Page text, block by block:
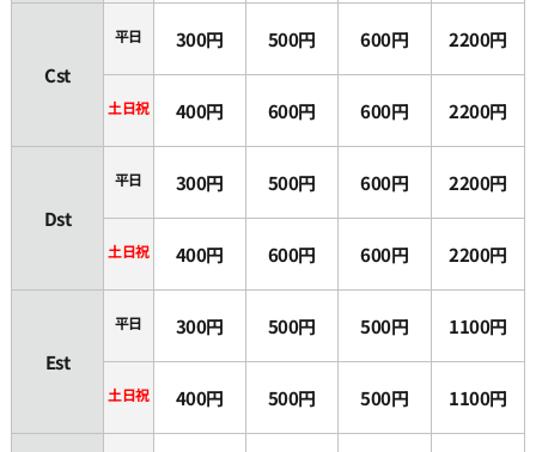
Cst
平日 300円 500円 600円 2200円
土日祝 400円 600円 600円 2200円
Dst
平日 300円 500円 600円 2200円
土日祝 400円 600円 600円 2200円
Est
平日 300円 500円 500円 1100円
土日祝 400円 500円 500円 1100円